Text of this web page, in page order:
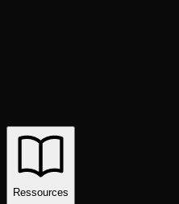
Ressources